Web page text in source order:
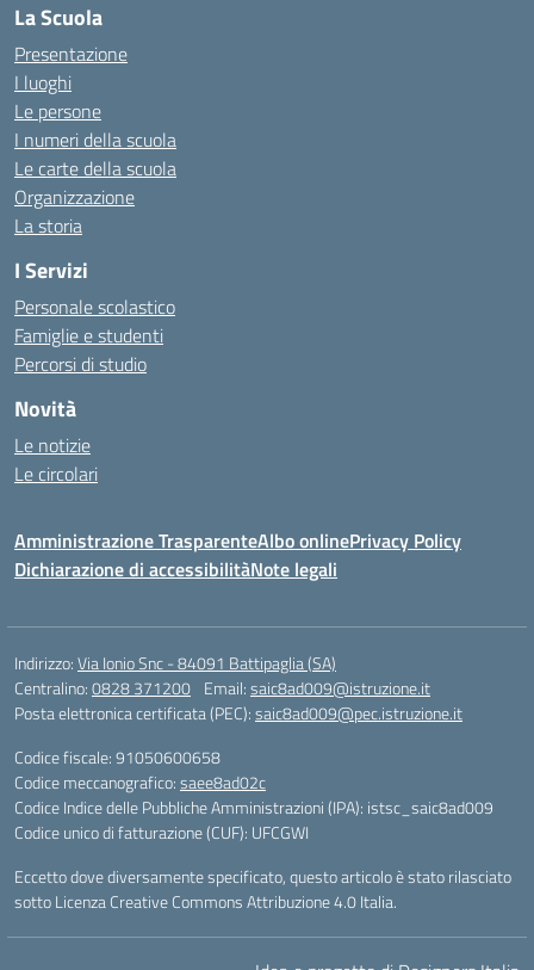
La Scuola
Presentazione
I luoghi
Le persone
I numeri della scuola
Le carte della scuola
Organizzazione
La storia
I Servizi
Personale scolastico
Famiglie e studenti
Percorsi di studio
Novità
Le notizie
Le circolari
Amministrazione TrasparenteAlbo onlinePrivacy Policy
Dichiarazione di accessibilitàNote legali
Indirizzo:Via Ionio Snc - 84091 Battipaglia (SA)
Centralino:0828 371200 Email:saic8ad009@istruzione.it
Posta elettronica certificata (PEC):saic8ad009@pec.istruzione.it
Codice fiscale: 91050600658
Codice meccanografico:saee8ad02c
Codice Indice delle Pubbliche Amministrazioni (IPA): istsc_saic8ad009
Codice unico di fatturazione (CUF): UFCGWI
Eccetto dove diversamente specificato, questo articolo è stato rilasciato
sotto Licenza Creative Commons Attribuzione 4.0 Italia.